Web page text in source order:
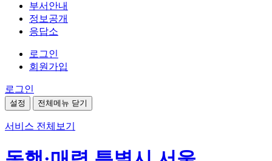
부서안내
정보공개
응답소
로그인
회원가입
로그인
설정 전체메뉴 닫기
서비스 전체보기